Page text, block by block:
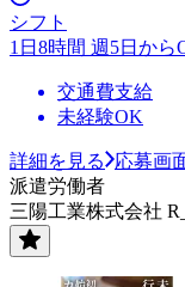
シフト
1日8時間 週5日から
交通費支給
未経験OK
詳細を見る
応募画
派遣労働者
三陽工業株式会社